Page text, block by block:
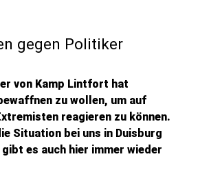
gegen Politiker
von Kamp Lintfort hat
zu wollen, um auf
reagieren zu können.
Situation bei uns in Duisburg
es auch hier immer wieder